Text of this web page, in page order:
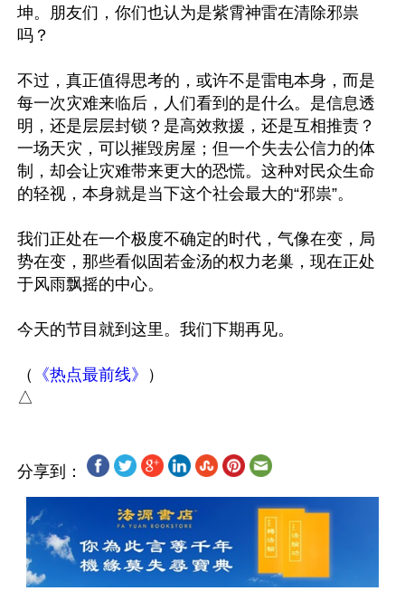
坤。朋友们，你们也认为是紫霄神雷在清除邪祟
吗？
不过，真正值得思考的，或许不是雷电本身，而是
每一次灾难来临后，人们看到的是什么。是信息透
明，还是层层封锁？是高效救援，还是互相推责？
一场天灾，可以摧毁房屋；但一个失去公信力的体
制，却会让灾难带来更大的恐慌。这种对民众生命
的轻视，本身就是当下这个社会最大的“邪祟”。
我们正处在一个极度不确定的时代，气像在变，局
势在变，那些看似固若金汤的权力老巢，现在正处
于风雨飘摇的中心。
今天的节目就到这里。我们下期再见。
（ 《热点最前线》
）
分享到：